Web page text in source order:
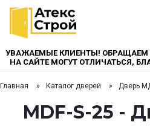
УВАЖАЕМЫЕ КЛИЕНТЫ!
НА САЙТЕ МОГУТ ОТЛИЧАТЬСЯ,
Главная Каталог дверей Дверь
MDF-S-25 -